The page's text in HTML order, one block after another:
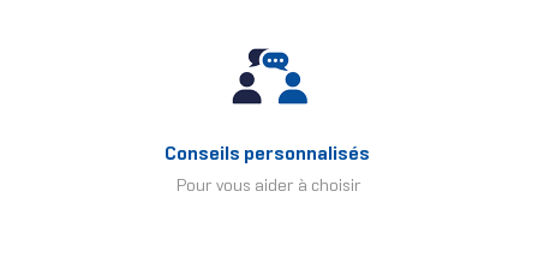
Conseils personnalisés
Pour vous aider à choisir